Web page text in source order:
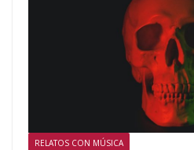
RELATOS CON MÚSICA